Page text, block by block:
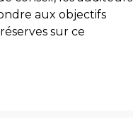
aux objectifs
sur ce